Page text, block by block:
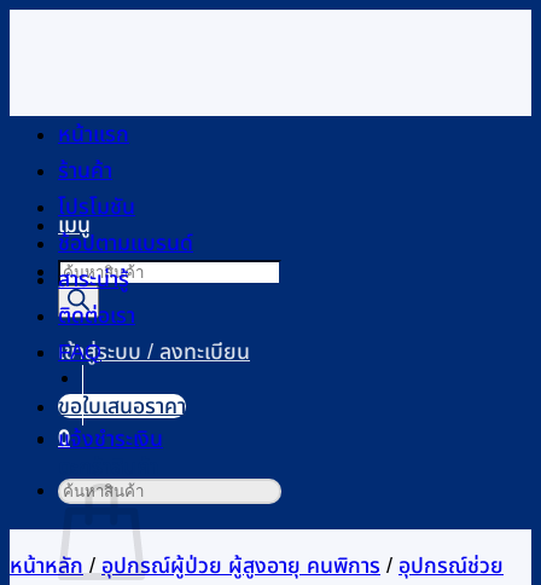
เนื้อหา
เมนู
Products
search
เข้าสู่ระบบ / ลงทะเบียน
0
หน้าแรก
ร้านค้า
โปรโมชัน
ช้อปตามแบรนด์
สาระน่ารู้
ติดต่อเรา
FAQ
ขอใบเสนอราคา
แจ้งชำระเงิน
ค้นหา:
หน้าหลัก / อุปกรณ์ผู้ป่วย ผู้สูงอายุ คนพิการ / อุปกรณ์ช่วย